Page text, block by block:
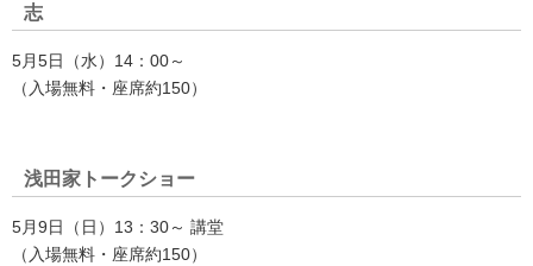
志
5月5日（水）14：00～
（入場無料・座席約150）
浅田家トークショー
5月9日（日）13：30～ 講堂
（入場無料・座席約150）